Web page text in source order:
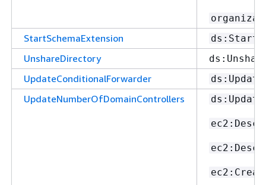
StartSchemaExtension
UnshareDirectory
UpdateConditionalForwarder
UpdateNumberOfDomainControllers